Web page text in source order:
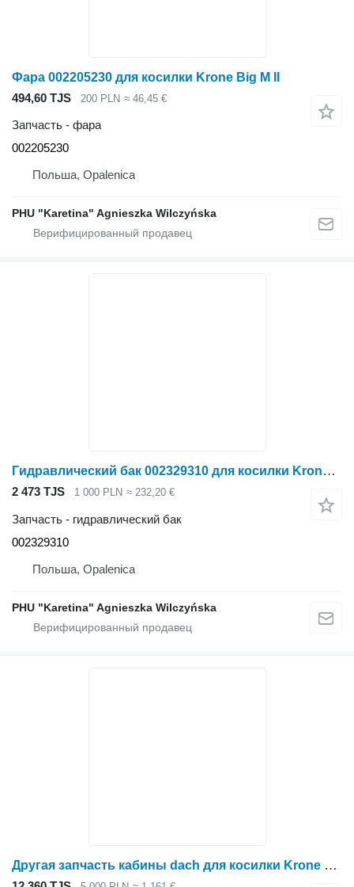
Фара 002205230 для косилки Krone Big M II
494,60 TJS
200 PLN ≈ 46,45 €
Запчасть - фара
002205230
Польша, Opalenica
PHU "Karetina" Agnieszka Wilczyńska
Гидравлический бак 002329310 для косилки Krone Big M II
2 473 TJS 1 000 PLN ≈ 232,20 €
Запчасть - гидравлический бак
002329310
Польша, Opalenica
PHU "Karetina" Agnieszka Wilczyńska
Другая запчасть кабины dach для косилки Krone Big M II